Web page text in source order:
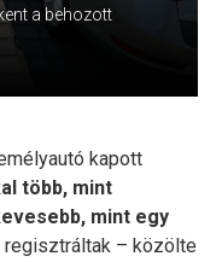
a behozott
kapott
több, mint
mint egy
regisztráltak – közölte